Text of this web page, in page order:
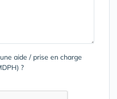
aide / prise en charge
?